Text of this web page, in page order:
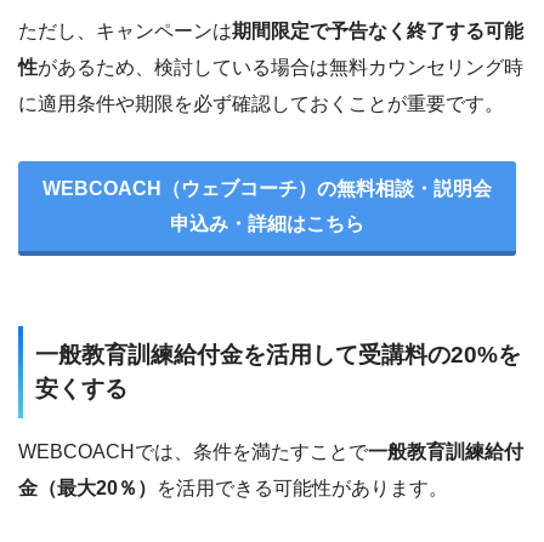
ただし、キャンペーンは期間限定で予告なく終了する可能
性があるため、検討している場合は無料カウンセリング時
に適用条件や期限を必ず確認しておくことが重要です。
WEBCOACH（ウェブコーチ）の無料相談・説明会
申込み・詳細はこちら
一般教育訓練給付金を活用して受講料の20%を
安くする
WEBCOACHでは、条件を満たすことで一般教育訓練給付
金（最大20％）
を活用できる可能性があります。